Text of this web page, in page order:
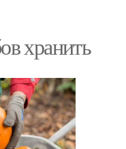
хранить